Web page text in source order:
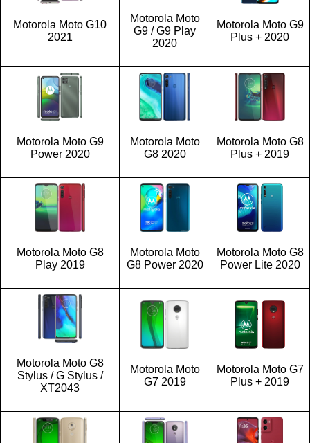
Motorola Moto G10
2021
Motorola Moto
G9 / G9 Play
2020
Motorola Moto G9
Plus + 2020
Motorola Moto G9
Power 2020
Motorola Moto
G8 2020
Motorola Moto G8
Plus + 2019
Motorola Moto G8
Play 2019
Motorola Moto
G8 Power 2020
Motorola Moto G8
Power Lite 2020
Motorola Moto G8
Stylus / G Stylus /
XT2043
Motorola Moto
G7 2019
Motorola Moto G7
Plus + 2019